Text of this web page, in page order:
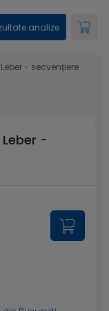
analize
- secvențiere
-